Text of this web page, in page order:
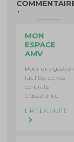
MON
ESPACE
AMV
Pour une gestion
facilitée de vos
contrats
d’assurance,
LIRE LA SUITE